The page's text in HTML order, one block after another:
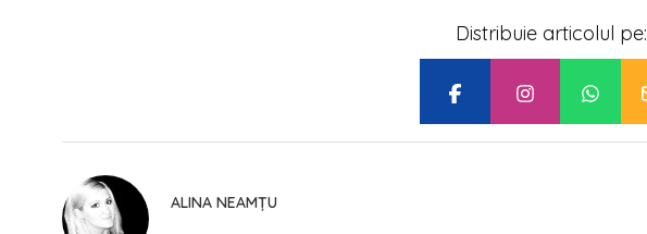
Distribuie articolul pe:
ALINA NEAMȚU